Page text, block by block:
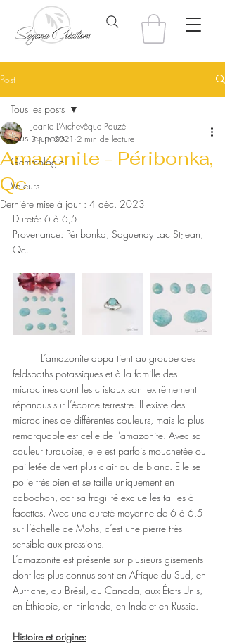
Post
Tous les posts
Gemmologie
Valeurs
Tous les posts
Amazonite - Péribonka,
Qc
Joanie L’Archevêque Pauzé
3 juin 2021 2 min de lecture
Dernière mise à jour : 4 déc. 2023
Dureté: 6 à 6,5
Provenance: Péribonka, Saguenay Lac St-Jean,
Qc.
feldspaths potassiques et à la famille des
microclines dont les cristaux sont extrêmement
répandus sur l’écorce terrestre. Il existe des
microclines de différentes couleurs, mais la plus
remarquable est celle de l’amazonite. Avec sa
couleur turquoise, elle est parfois mouchetée ou
pailletée de vert plus clair ou de blanc. Elle se
polie très bien et se taille uniquement en
cabochon, car sa fragilité exclue les tailles à
facettes. Avec une dureté moyenne de 6 à 6,5
sur l’échelle de Mohs, c’est une pierre très
sensible aux pressions.
L’amazonite est présente sur plusieurs gisements
dont les plus connus sont en Afrique du Sud, en
Autriche, au Brésil, au Canada, aux États-Unis,
en Éthiopie, en Finlande, en Inde et en Russie.
Histoire et origine: